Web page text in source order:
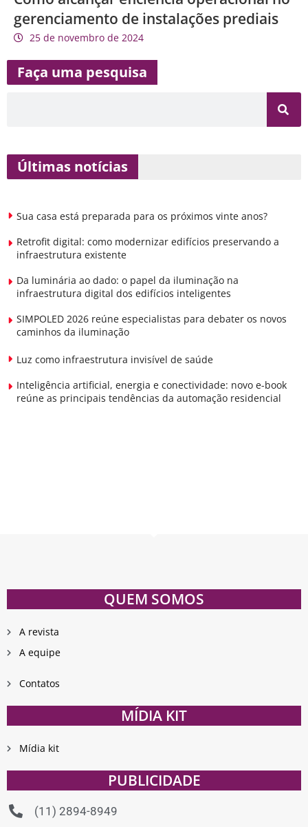
gerenciamento de instalações prediais
25 de novembro de 2024
Faça uma pesquisa
Últimas notícias
Sua casa está preparada para os próximos vinte anos?
Retrofit digital: como modernizar edifícios preservando a
infraestrutura existente
Da luminária ao dado: o papel da iluminação na
infraestrutura digital dos edifícios inteligentes
SIMPOLED 2026 reúne especialistas para debater os novos
caminhos da iluminação
Luz como infraestrutura invisível de saúde
Inteligência artificial, energia e conectividade: novo e-book
reúne as principais tendências da automação residencial
QUEM SOMOS
A revista
A equipe
Contatos
MÍDIA KIT
Mídia kit
PUBLICIDADE
(11) 2894-8949